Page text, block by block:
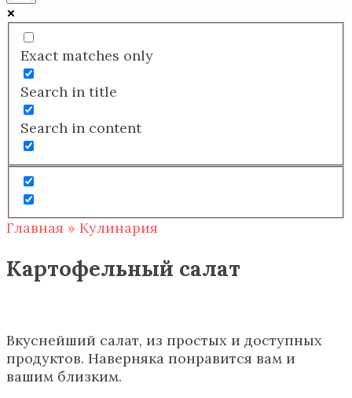
Exact matches only
Search in title
Search in content
Главная » Кулинария
Картофельный салат
Вкуснейший салат, из простых и доступных
продуктов. Наверняка понравится вам и
вашим близким.